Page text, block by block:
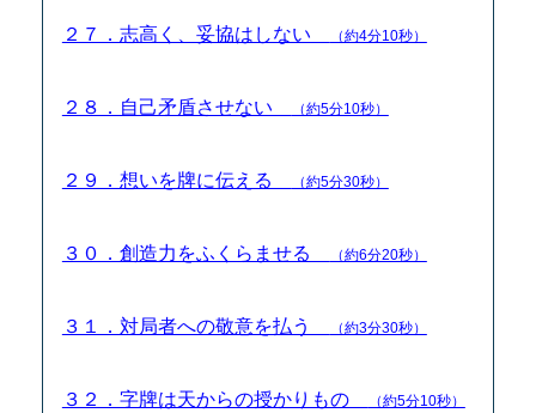
２７．志高く、妥協はしない （約4分10秒）
２８．自己矛盾させない （約5分10秒）
２９．想いを牌に伝える （約5分30秒）
３０．創造力をふくらませる （約6分20秒）
３１．対局者への敬意を払う （約3分30秒）
３２．字牌は天からの授かりもの （約5分10秒）